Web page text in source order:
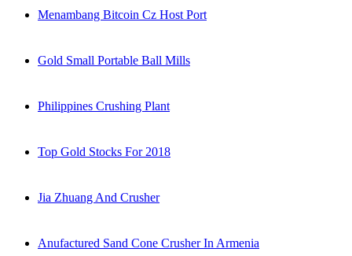
Menambang Bitcoin Cz Host Port
Gold Small Portable Ball Mills
Philippines Crushing Plant
Top Gold Stocks For 2018
Jia Zhuang And Crusher
Anufactured Sand Cone Crusher In Armenia